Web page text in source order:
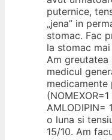
puternice,
„jena” in
stomac. Fac
la stomac
Am greutatea
medicul
medicamente
AMLODIPIN=
o luna si
15/10. Am